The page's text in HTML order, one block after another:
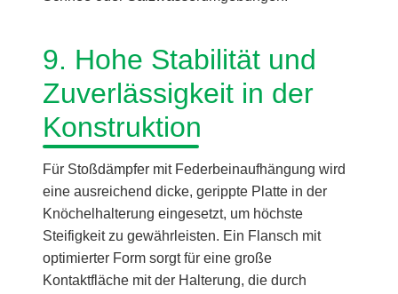
9. Hohe Stabilität und
Zuverlässigkeit in der
Konstruktion
Für Stoßdämpfer mit Federbeinaufhängung wird
eine ausreichend dicke, gerippte Platte in der
Knöchelhalterung eingesetzt, um höchste
Steifigkeit zu gewährleisten. Ein Flansch mit
optimierter Form sorgt für eine große
Kontaktfläche mit der Halterung, die durch